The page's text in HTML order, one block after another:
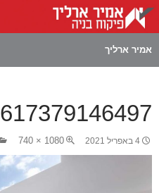
אמיר ארליך
4 באפריל 2021 1080 × 740